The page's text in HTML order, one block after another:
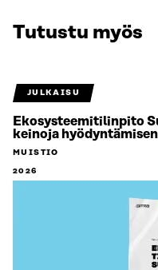
Tutustu myös
JULKAISU
Ekosysteemitilinpito
keinoja
MUISTIO
2026